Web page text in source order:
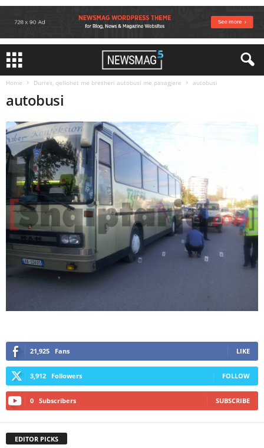
Home Durres, qellohet me bresheri autobusi me pasagjere autobusi
autobusi
21,925 Fans LIKE
3,912 Followers FOLLOW
0 Subscribers SUBSCRIBE
EDITOR PICKS